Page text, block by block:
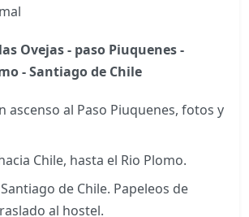
Ovejas - paso Piuquenes -
- Santiago de Chile
ascenso al Paso Piuquenes, fotos y
Chile, hasta el Rio Plomo.
de Chile. Papeleos de
al hostel.